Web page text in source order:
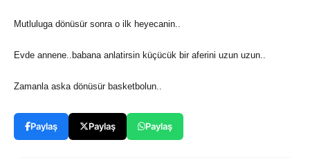
Mutluluga dönüsür sonra o ilk heyecanin..
Evde annene..babana anlatirsin küçücük bir aferini uzun uzun..
Zamanla aska dönüsür basketbolun..
Paylaş Paylaş Paylaş